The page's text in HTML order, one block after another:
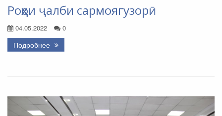
Роҳҳои ҷалби сармоягузорӣ
04.05.2022 0
Подробнее